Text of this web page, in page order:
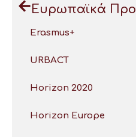
Ευρωπαϊκά
Erasmus+
URBACT
Horizon 2020
Horizon Europe